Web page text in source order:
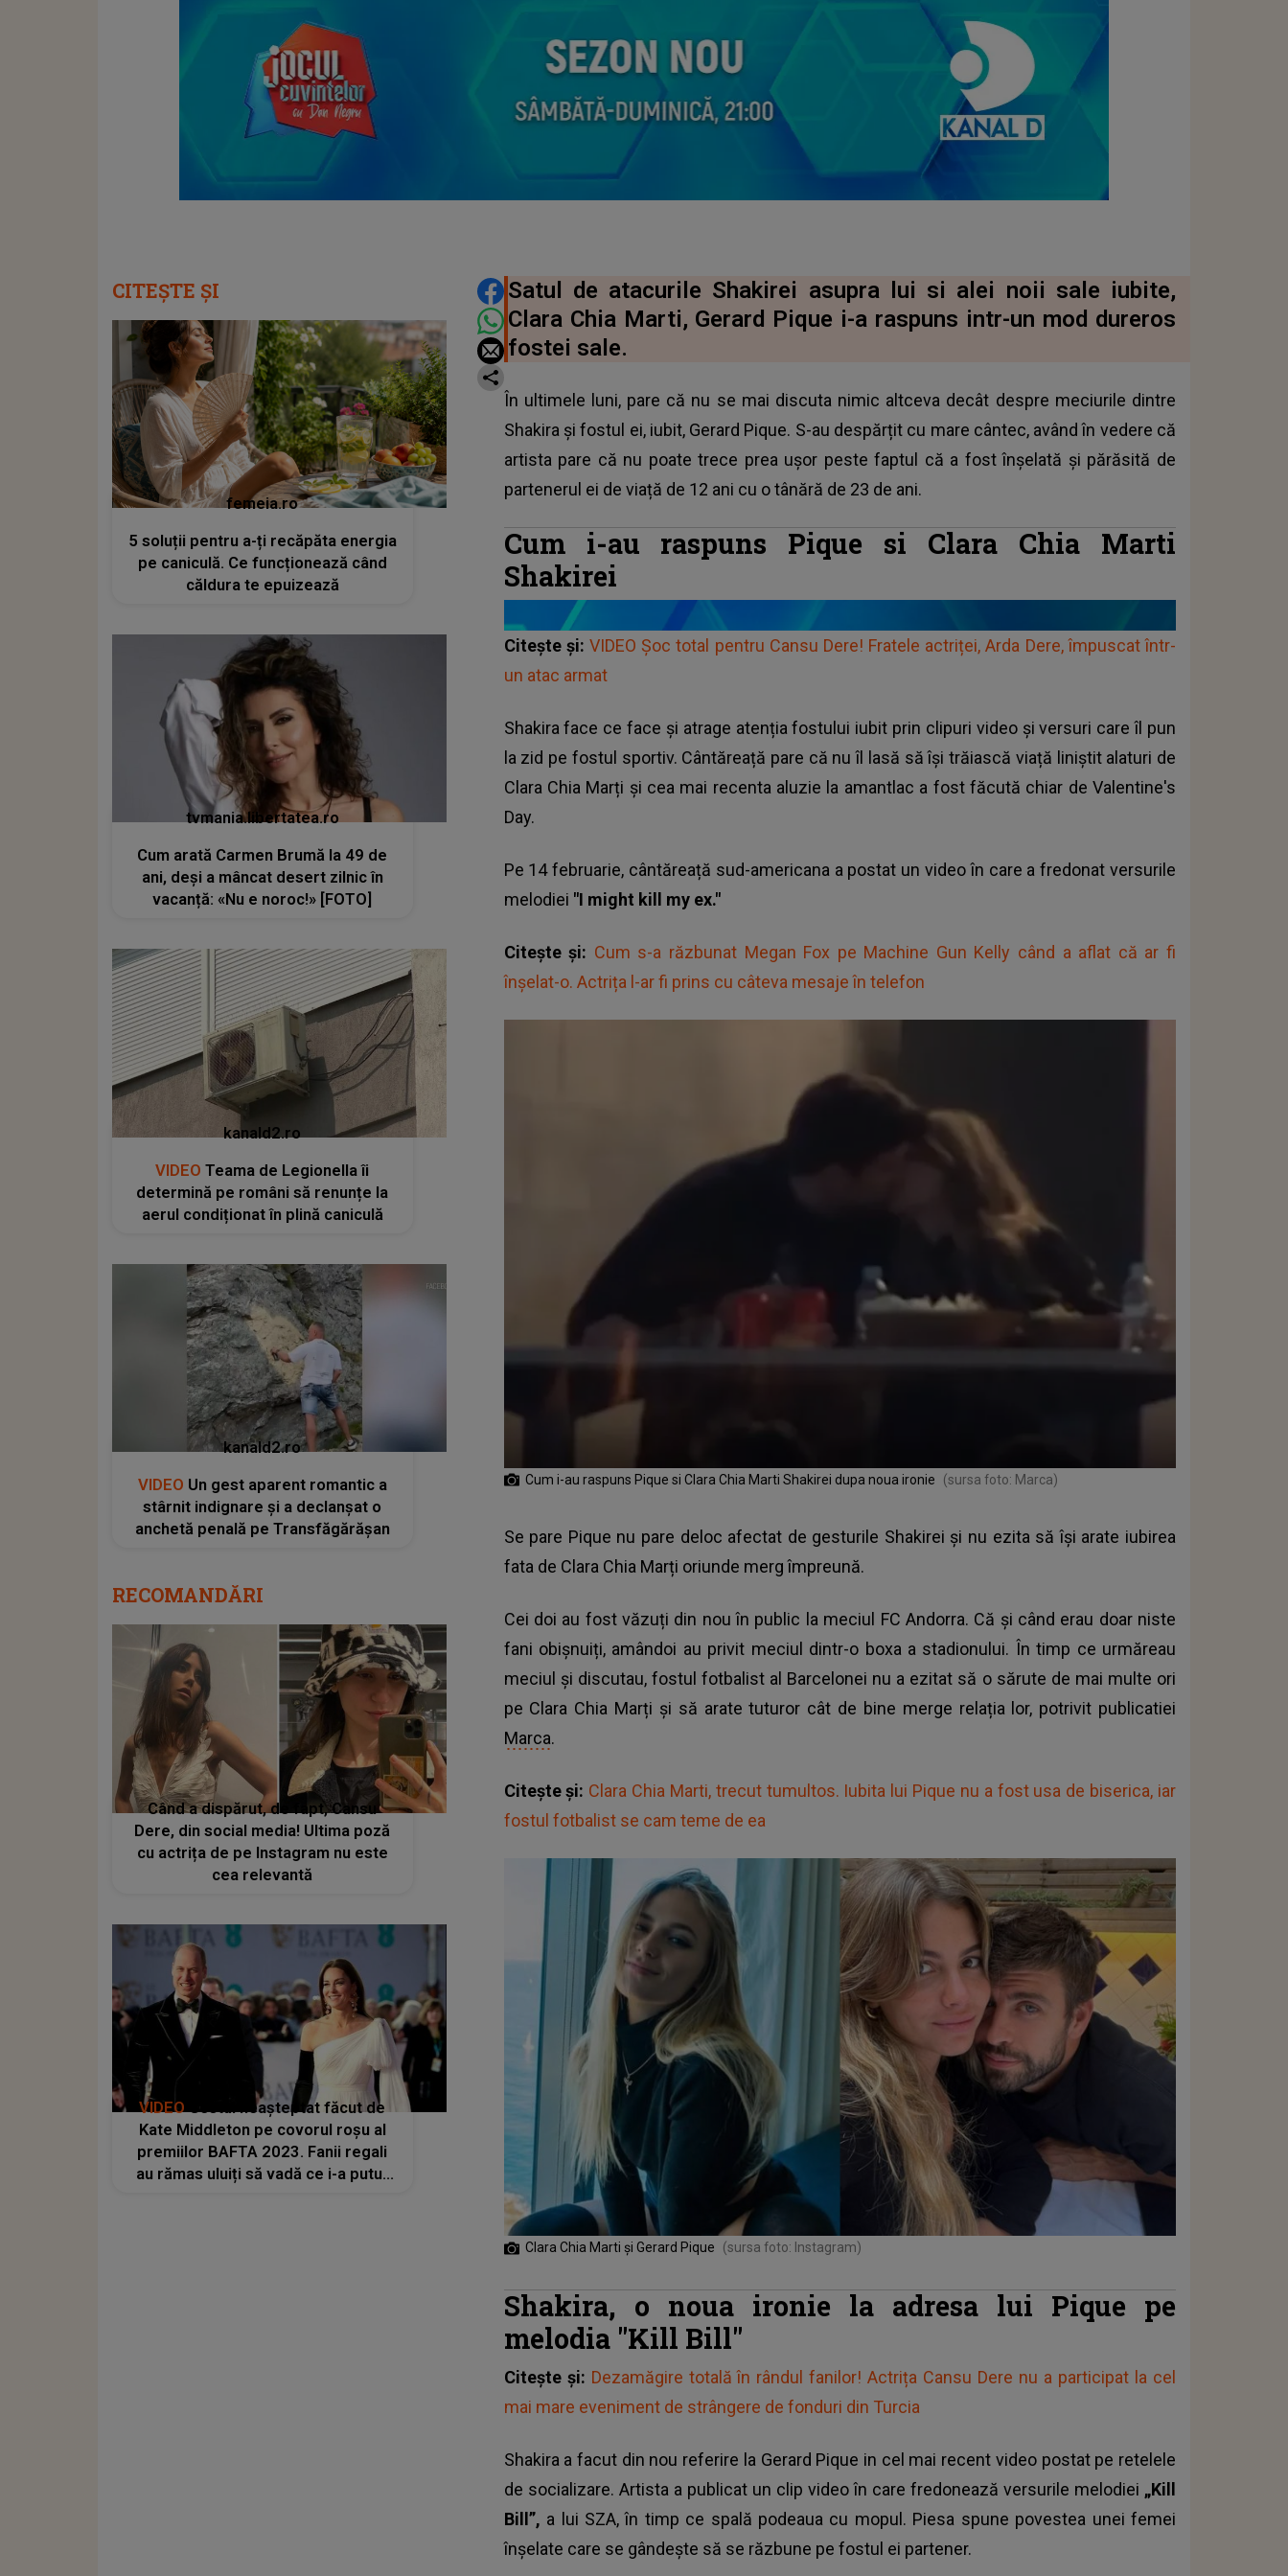
DISTRIBUIE ARTICOLUL
Satul de atacurile Shakirei asupra lui si alei noii sale iubite,
Clara Chia Marti, Gerard Pique i-a raspuns intr-un mod dureros
fostei sale.
În ultimele luni, pare că nu se mai discuta nimic altceva decât despre meciurile dintre
Shakira și fostul ei, iubit, Gerard Pique. S-au despărțit cu mare cântec, având în vedere că
artista pare că nu poate trece prea ușor peste faptul că a fost înșelată și părăsită de
partenerul ei de viață de 12 ani cu o tânără de 23 de ani.
Cum i-au raspuns Pique si Clara Chia Marti
Shakirei
Citește și:VIDEO Șoc total pentru Cansu Dere! Fratele actriței, Arda Dere, împuscat într-
un atac armat
Shakira face ce face și atrage atenția fostului iubit prin clipuri video și versuri care îl pun
la zid pe fostul sportiv. Cântăreață pare că nu îl lasă să își trăiască viață liniștit alaturi de
Clara Chia Marți și cea mai recenta aluzie la amantlac a fost făcută chiar de Valentine's
Day.
Pe 14 februarie, cântăreață sud-americana a postat un video în care a fredonat versurile
melodiei "I might kill my ex."
Citește și: Cum s-a răzbunat Megan Fox pe Machine Gun Kelly când a aflat că ar fi
înșelat-o. Actrița l-ar fi prins cu câteva mesaje în telefon
Cum i-au raspuns Pique si Clara Chia Marti Shakirei dupa noua ironie (sursa foto: Marca)
Se pare Pique nu pare deloc afectat de gesturile Shakirei și nu ezita să își arate iubirea
fata de Clara Chia Marți oriunde merg împreună.
Cei doi au fost văzuți din nou în public la meciul FC Andorra. Că și când erau doar niste
fani obișnuiți, amândoi au privit meciul dintr-o boxa a stadionului. În timp ce urmăreau
meciul și discutau, fostul fotbalist al Barcelonei nu a ezitat să o sărute de mai multe ori
pe Clara Chia Marți și să arate tuturor cât de bine merge relația lor, potrivit publicatiei
Marca.
Citește și: Clara Chia Marti, trecut tumultos. Iubita lui Pique nu a fost usa de biserica, iar
fostul fotbalist se cam teme de ea
Clara Chia Marti și Gerard Pique (sursa foto: Instagram)
Shakira, o noua ironie la adresa lui Pique pe
melodia "Kill Bill"
Citește și: Dezamăgire totală în rândul fanilor! Actrița Cansu Dere nu a participat la cel
mai mare eveniment de strângere de fonduri din Turcia
Shakira a facut din nou referire la Gerard Pique in cel mai recent video postat pe retelele
de socializare. Artista a publicat un clip video în care fredonează versurile melodiei „Kill
Bill”, a lui SZA, în timp ce spală podeaua cu mopul. Piesa spune povestea unei femei
înșelate care se gândește să se răzbune pe fostul ei partener.
CITEȘTE ȘI
femeia.ro
5 soluții pentru a-ți recăpăta energia
pe caniculă. Ce funcționează când
căldura te epuizează
tvmania.libertatea.ro
Cum arată Carmen Brumă la 49 de
ani, deși a mâncat desert zilnic în
vacanță: «Nu e noroc!» [FOTO]
kanald2.ro
VIDEO Teama de Legionella îi
determină pe români să renunțe la
aerul condiționat în plină caniculă
kanald2.ro
VIDEO Un gest aparent romantic a
stârnit indignare și a declanșat o
anchetă penală pe Transfăgărășan
RECOMANDĂRI
Când a dispărut, de fapt, Cansu
Dere, din social media! Ultima poză
cu actrița de pe Instagram nu este
cea relevantă
VIDEOGestul neașteptat făcut de
Kate Middleton pe covorul roșu al
premiilor BAFTA 2023. Fanii regali
au rămas uluiți să vadă ce i-a putut